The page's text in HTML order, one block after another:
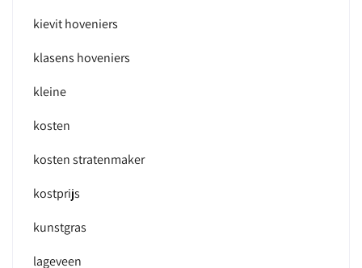
kievit hoveniers
klasens hoveniers
kleine
kosten
kosten stratenmaker
kostprijs
kunstgras
lageveen